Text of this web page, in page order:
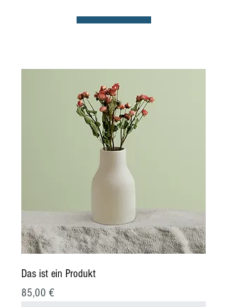
Das ist ein Produkt
Preis
85,00 €